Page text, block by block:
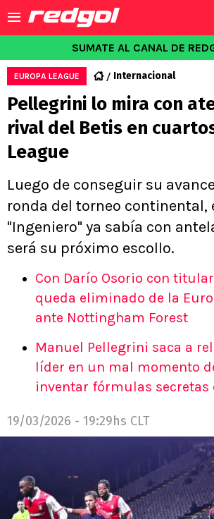
SUMATE AL CANAL DE
EUROPA LEAGUE Internacional
Pellegrini lo mira con
rival del Betis en
League
Luego de conseguir su
ronda del torneo continental,
"Ingeniero" ya sabía con
será su próximo escollo.
Con Darío Osorio con
queda eliminado de la
ante Nottingham Forest
Manuel Pellegrini saca a
líder en un mal momento
inventar fórmulas secretas
19/03/2026 - 19:29hs CLT